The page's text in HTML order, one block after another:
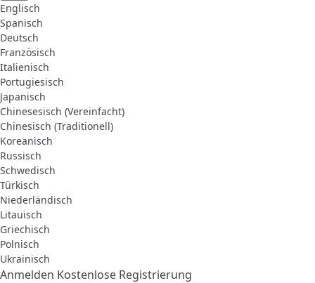
Englisch
Spanisch
Deutsch
Französisch
Italienisch
Portugiesisch
Japanisch
Chinesesisch (Vereinfacht)
Chinesisch (Traditionell)
Koreanisch
Russisch
Schwedisch
Türkisch
Niederländisch
Litauisch
Griechisch
Polnisch
Ukrainisch
Anmelden Kostenlose Registrierung